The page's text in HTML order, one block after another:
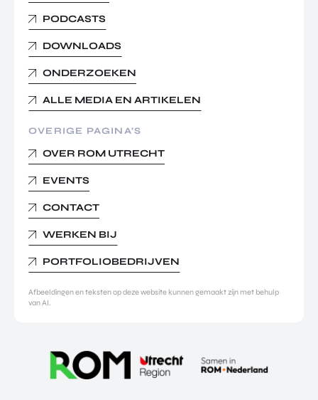
PODCASTS
DOWNLOADS
ONDERZOEKEN
ALLE MEDIA EN ARTIKELEN
OVERIGE PAGINA’S
OVER ROM UTRECHT
EVENTS
CONTACT
WERKEN BIJ
PORTFOLIOBEDRIJVEN
Afbeeldingen en teksten op deze website kunnen gemaakt zijn met behulp
van AI.